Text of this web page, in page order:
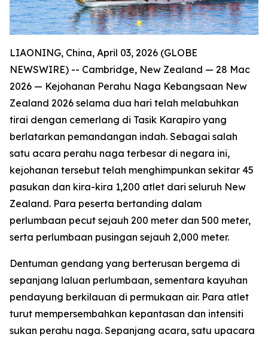
LIAONING, China, April 03, 2026 (GLOBE
NEWSWIRE) -- Cambridge, New Zealand — 28 Mac
2026 — Kejohanan Perahu Naga Kebangsaan New
Zealand 2026 selama dua hari telah melabuhkan
tirai dengan cemerlang di Tasik Karapiro yang
berlatarkan pemandangan indah. Sebagai salah
satu acara perahu naga terbesar di negara ini,
kejohanan tersebut telah menghimpunkan sekitar 45
pasukan dan kira-kira 1,200 atlet dari seluruh New
Zealand. Para peserta bertanding dalam
perlumbaan pecut sejauh 200 meter dan 500 meter,
serta perlumbaan pusingan sejauh 2,000 meter.
Dentuman gendang yang berterusan bergema di
sepanjang laluan perlumbaan, sementara kayuhan
pendayung berkilauan di permukaan air. Para atlet
turut mempersembahkan kepantasan dan intensiti
sukan perahu naga. Sepanjang acara, satu upacara